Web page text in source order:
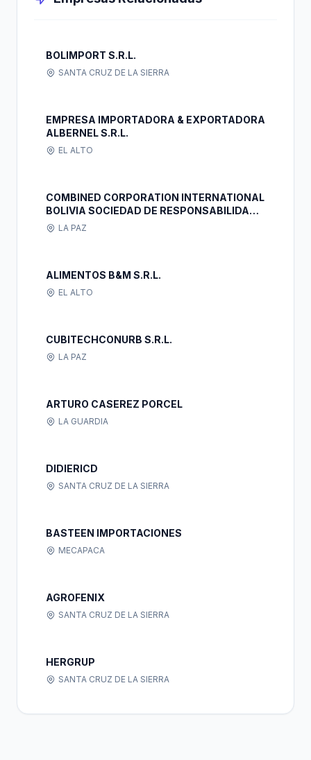
BOLIMPORT S.R.L.
SANTA CRUZ DE LA SIERRA
EMPRESA IMPORTADORA & EXPORTADORA
ALBERNEL S.R.L.
EL ALTO
COMBINED CORPORATION INTERNATIONAL
BOLIVIA SOCIEDAD DE RESPONSABILIDAD
LIMITADA
LA PAZ
ALIMENTOS B&M S.R.L.
EL ALTO
CUBITECHCONURB S.R.L.
LA PAZ
ARTURO CASEREZ PORCEL
LA GUARDIA
DIDIERICD
SANTA CRUZ DE LA SIERRA
BASTEEN IMPORTACIONES
MECAPACA
AGROFENIX
SANTA CRUZ DE LA SIERRA
HERGRUP
SANTA CRUZ DE LA SIERRA